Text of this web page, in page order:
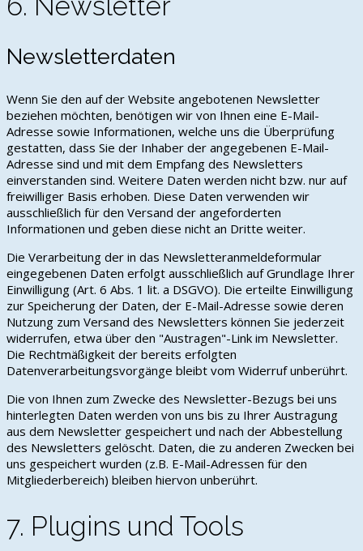
Newsletterdaten
Wenn Sie den auf der Website angebotenen Newsletter
beziehen möchten, benötigen wir von Ihnen eine E-Mail-
Adresse sowie Informationen, welche uns die Überprüfung
gestatten, dass Sie der Inhaber der angegebenen E-Mail-
Adresse sind und mit dem Empfang des Newsletters
einverstanden sind. Weitere Daten werden nicht bzw. nur auf
freiwilliger Basis erhoben. Diese Daten verwenden wir
ausschließlich für den Versand der angeforderten
Informationen und geben diese nicht an Dritte weiter.
Die Verarbeitung der in das Newsletteranmeldeformular
eingegebenen Daten erfolgt ausschließlich auf Grundlage Ihrer
Einwilligung (Art. 6 Abs. 1 lit. a DSGVO). Die erteilte Einwilligung
zur Speicherung der Daten, der E-Mail-Adresse sowie deren
Nutzung zum Versand des Newsletters können Sie jederzeit
widerrufen, etwa über den "Austragen"-Link im Newsletter.
Die Rechtmäßigkeit der bereits erfolgten
Datenverarbeitungsvorgänge bleibt vom Widerruf unberührt.
Die von Ihnen zum Zwecke des Newsletter-Bezugs bei uns
hinterlegten Daten werden von uns bis zu Ihrer Austragung
aus dem Newsletter gespeichert und nach der Abbestellung
des Newsletters gelöscht. Daten, die zu anderen Zwecken bei
uns gespeichert wurden (z.B. E-Mail-Adressen für den
Mitgliederbereich) bleiben hiervon unberührt.
7. Plugins und Tools